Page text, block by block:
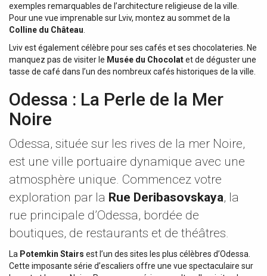
exemples remarquables de l’architecture religieuse de la ville.
Pour une vue imprenable sur Lviv, montez au sommet de la
Colline du Château
Lviv est également célèbre pour ses cafés et ses chocolateries. Ne
manquez pas de visiter le Musée du Chocolatet de déguster une
tasse de café dans l’un des nombreux cafés historiques de la ville.
Odessa : La Perle de la Mer
Noire
Odessa, située sur les rives de la mer Noire,
est une ville portuaire dynamique avec une
atmosphère unique. Commencez votre
exploration par la Rue Deribasovskaya, la
rue principale d’Odessa, bordée de
boutiques, de restaurants et de théâtres.
La Potemkin Stairs est l’un des sites les plus célèbres d’Odessa.
Cette imposante série d’escaliers offre une vue spectaculaire sur